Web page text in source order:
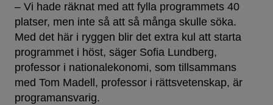
– Vi hade räknat med att fylla programmets 40
platser, men inte så att så många skulle söka.
Med det här i ryggen blir det extra kul att starta
programmet i höst, säger Sofia Lundberg,
professor i nationalekonomi, som tillsammans
med Tom Madell, professor i rättsvetenskap, är
programansvarig.